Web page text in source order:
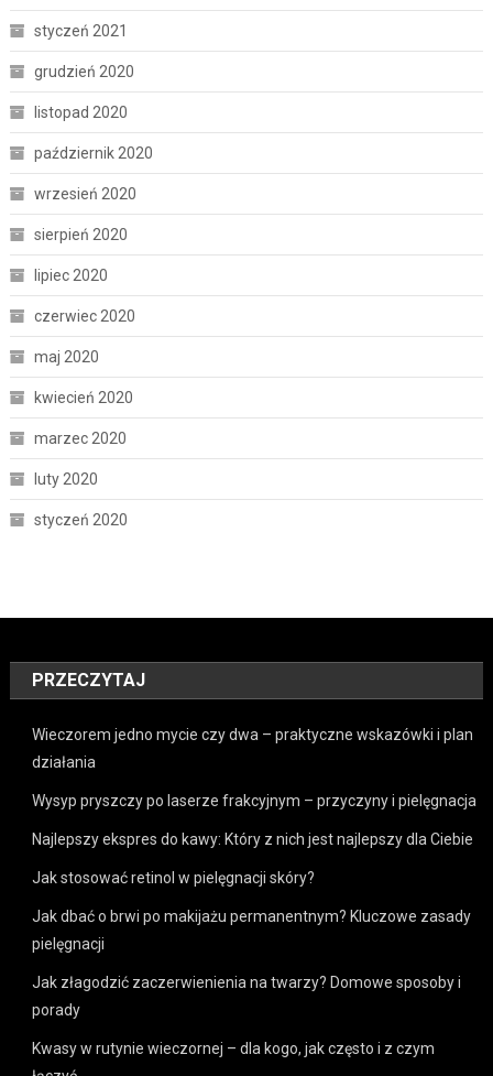
styczeń 2021
grudzień 2020
listopad 2020
październik 2020
wrzesień 2020
sierpień 2020
lipiec 2020
czerwiec 2020
maj 2020
kwiecień 2020
marzec 2020
luty 2020
styczeń 2020
PRZECZYTAJ
Wieczorem jedno mycie czy dwa – praktyczne wskazówki i plan
działania
Wysyp pryszczy po laserze frakcyjnym – przyczyny i pielęgnacja
Najlepszy ekspres do kawy: Który z nich jest najlepszy dla Ciebie
Jak stosować retinol w pielęgnacji skóry?
Jak dbać o brwi po makijażu permanentnym? Kluczowe zasady
pielęgnacji
Jak złagodzić zaczerwienienia na twarzy? Domowe sposoby i
porady
Kwasy w rutynie wieczornej – dla kogo, jak często i z czym